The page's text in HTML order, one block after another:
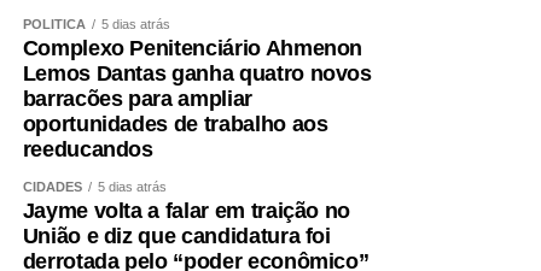
POLÍTICA 5 dias atrás
Complexo Penitenciário Ahmenon
Lemos Dantas ganha quatro novos
barracões para ampliar
oportunidades de trabalho aos
reeducandos
CIDADES 5 dias atrás
Jayme volta a falar em traição no
União e diz que candidatura foi
derrotada pelo “poder econômico”